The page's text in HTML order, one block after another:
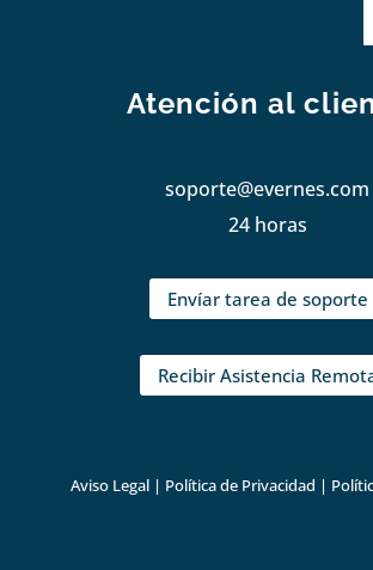
Atención al
soporte@evernes.com
24 horas
Envíar tarea de soporte
Recibir Asistencia
Aviso Legal | Política de Privacidad |